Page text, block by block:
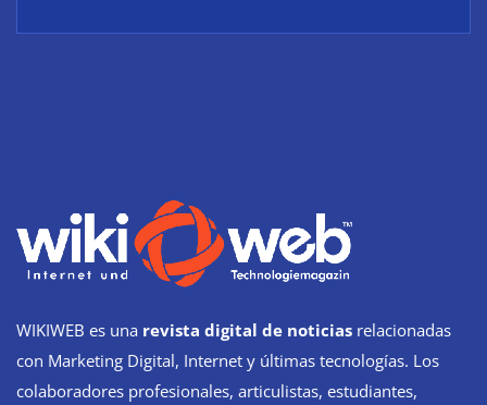
WIKIWEB es una revista digital de noticias relacionadas
con Marketing Digital, Internet y últimas tecnologías. Los
colaboradores profesionales, articulistas, estudiantes,